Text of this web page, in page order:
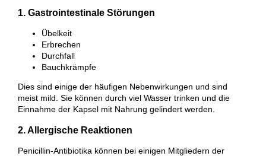
1. Gastrointestinale Störungen
Übelkeit
Erbrechen
Durchfall
Bauchkrämpfe
Dies sind einige der häufigen Nebenwirkungen und sind
meist mild. Sie können durch viel Wasser trinken und die
Einnahme der Kapsel mit Nahrung gelindert werden.
2. Allergische Reaktionen
Penicillin-Antibiotika können bei einigen Mitgliedern der